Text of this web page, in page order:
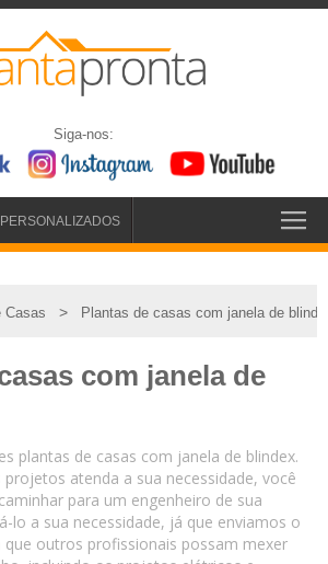
Siga-nos:
PERSONALIZADOS
Casas > Plantas de casas com janela de
com janela de
plantas de casas com janela de blindex.
projetos atenda a sua necessidade, você
para um engenheiro de sua
lo a sua necessidade, já que enviamos o
que outros profissionais possam mexer